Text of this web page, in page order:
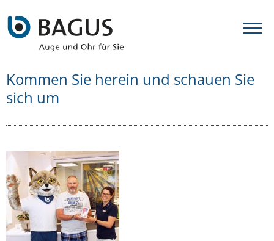
Kommen Sie herein und schauen Sie
sich um